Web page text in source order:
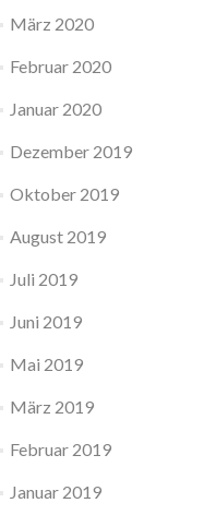
März 2020
Februar 2020
Januar 2020
Dezember 2019
Oktober 2019
August 2019
Juli 2019
Juni 2019
Mai 2019
März 2019
Februar 2019
Januar 2019